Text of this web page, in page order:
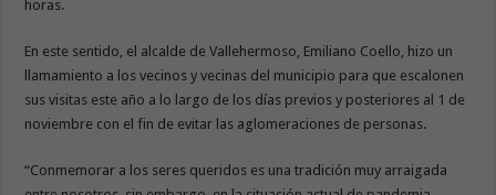
horas.
En este sentido, el alcalde de Vallehermoso, Emiliano Coello, hizo un
llamamiento a los vecinos y vecinas del municipio para que escalonen
sus visitas este año a lo largo de los días previos y posteriores al 1 de
noviembre con el fin de evitar las aglomeraciones de personas.
“Conmemorar a los seres queridos es una tradición muy arraigada